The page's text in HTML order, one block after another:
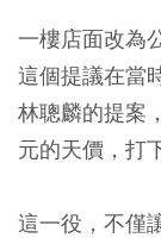
一樓店面改為
這個提議在當
林聰麟的提案
元的天價，打
這一役，不僅